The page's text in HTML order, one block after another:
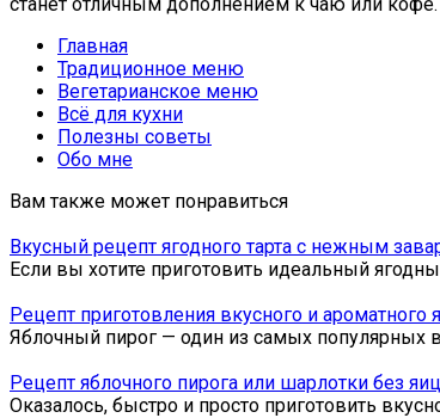
Главная
Традиционное меню
Вегетарианское меню
Всё для кухни
Полезны советы
Обо мне
Вам также может понравиться
Вкусный рецепт ягодного тарта с нежным
Если вы хотите приготовить идеальный
Рецепт приготовления вкусного и ароматного
Яблочный пирог — один из самых популярных
Рецепт яблочного пирога или шарлотки без
Оказалось, быстро и просто приготовить